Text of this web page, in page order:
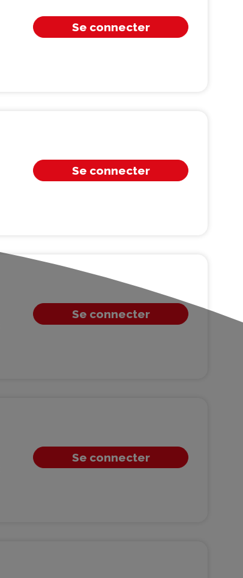
Se connecter
Se connecter
Se connecter
Se connecter